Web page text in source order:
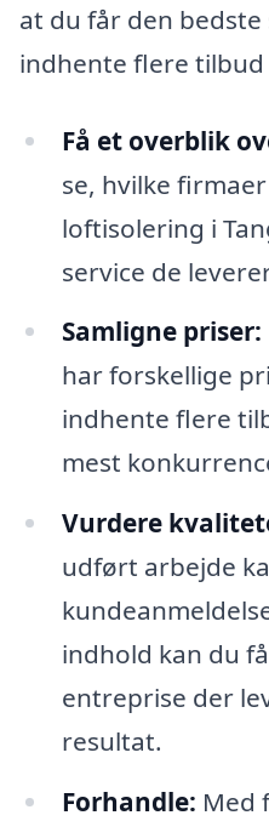
at du får den bedste
indhente flere tilbud
Få et overblik
se, hvilke
loftisolering i
service de
Samligne priser:
har forskellige
indhente flere
mest
Vurdere
udført arbejde
indhold kan du
entreprise der
resultat.
Forhandle: Med